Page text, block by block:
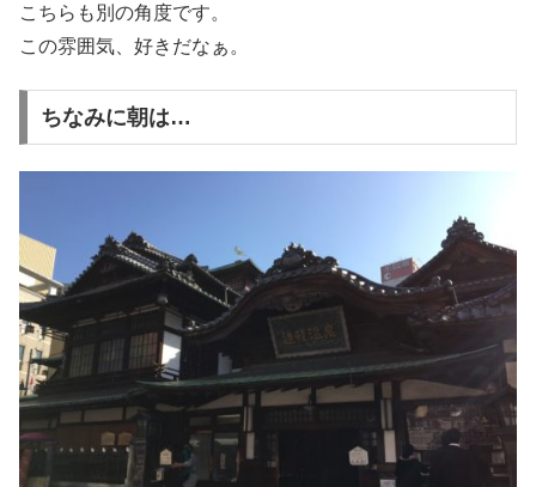
こちらも別の角度です。
この雰囲気、好きだなぁ。
ちなみに朝は…